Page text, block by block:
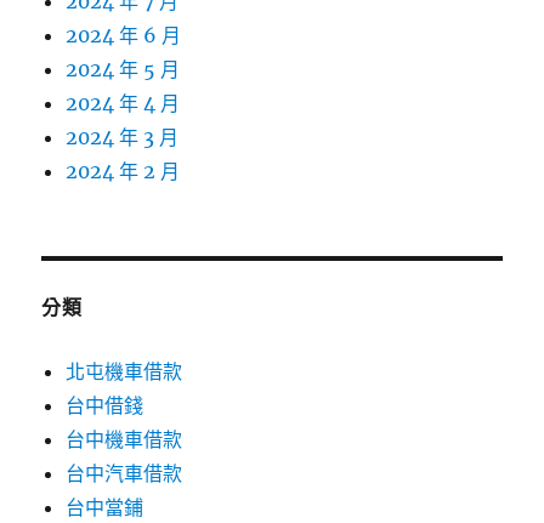
2024 年 6 月
2024 年 5 月
2024 年 4 月
2024 年 3 月
2024 年 2 月
分類
北屯機車借款
台中借錢
台中機車借款
台中汽車借款
台中當鋪